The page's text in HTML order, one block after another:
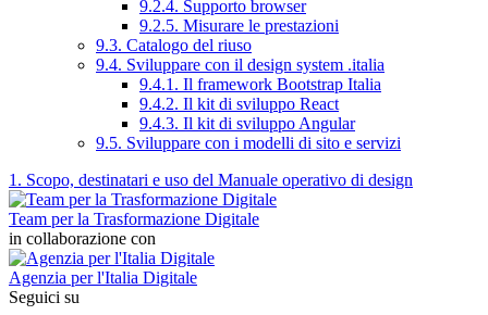
9.2.4. Supporto browser
9.2.5. Misurare le prestazioni
9.3. Catalogo del riuso
9.4. Sviluppare con il design system .italia
9.4.1. Il framework Bootstrap Italia
9.4.2. Il kit di sviluppo React
9.4.3. Il kit di sviluppo Angular
9.5. Sviluppare con i modelli di sito e servizi
1. Scopo, destinatari e uso del Manuale operativo di design
Team per la Trasformazione Digitale
in collaborazione con
Agenzia per l'Italia Digitale
Seguici su